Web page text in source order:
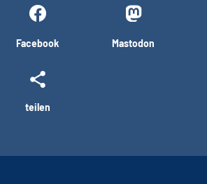
Facebook Mastodon
teilen